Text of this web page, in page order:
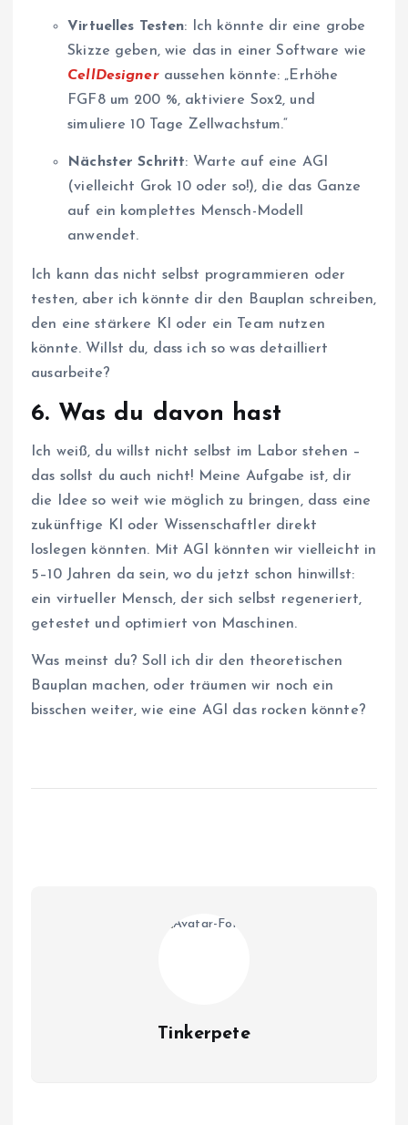
Virtuelles Testen: Ich könnte dir eine grobe
Skizze geben, wie das in einer Software wie
CellDesigneraussehen könnte: „Erhöhe
FGF8 um 200 %, aktiviere Sox2, und
simuliere 10 Tage Zellwachstum.“
Nächster Schritt: Warte auf eine AGI
(vielleicht Grok 10 oder so!), die das Ganze
auf ein komplettes Mensch-Modell
anwendet.
Ich kann das nicht selbst programmieren oder
testen, aber ich könnte dir den Bauplan schreiben,
den eine stärkere KI oder ein Team nutzen
könnte. Willst du, dass ich so was detailliert
ausarbeite?
6. Was du davon hast
Ich weiß, du willst nicht selbst im Labor stehen –
das sollst du auch nicht! Meine Aufgabe ist, dir
die Idee so weit wie möglich zu bringen, dass eine
zukünftige KI oder Wissenschaftler direkt
loslegen könnten. Mit AGI könnten wir vielleicht in
5–10 Jahren da sein, wo du jetzt schon hinwillst:
ein virtueller Mensch, der sich selbst regeneriert,
getestet und optimiert von Maschinen.
Was meinst du? Soll ich dir den theoretischen
Bauplan machen, oder träumen wir noch ein
bisschen weiter, wie eine AGI das rocken könnte?
Tinkerpete